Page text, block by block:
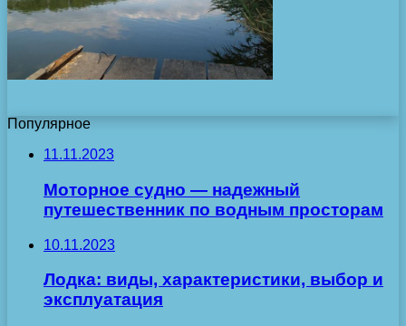
Популярное
11.11.2023
Моторное судно — надежный
путешественник по водным просторам
10.11.2023
Лодка: виды, характеристики, выбор и
эксплуатация